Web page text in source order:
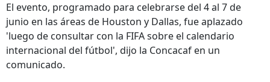
El evento, programado para celebrarse del 4 al 7 de
junio en las áreas de Houston y Dallas, fue aplazado
'luego de consultar con la FIFA sobre el calendario
internacional del fútbol', dijo la Concacaf en un
comunicado.